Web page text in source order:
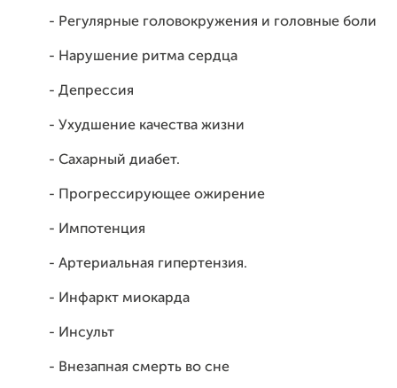
- Регулярные головокружения и головные боли
- Нарушение ритма сердца
- Депрессия
- Ухудшение качества жизни
- Сахарный диабет.
- Прогрессирующее ожирение
- Импотенция
- Артериальная гипертензия.
- Инфаркт миокарда
- Инсульт
- Внезапная смерть во сне